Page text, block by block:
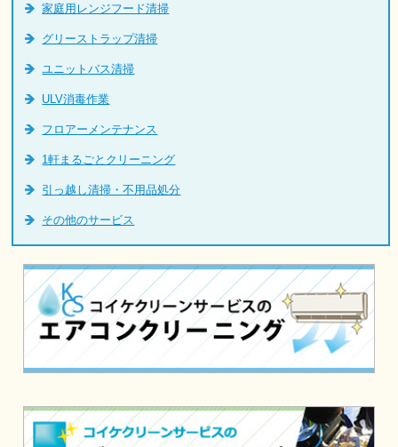
家庭用レンジフード清掃
グリーストラップ清掃
ユニットバス清掃
ULV消毒作業
フロアーメンテナンス
1軒まるごとクリーニング
引っ越し清掃・不用品処分
その他のサービス